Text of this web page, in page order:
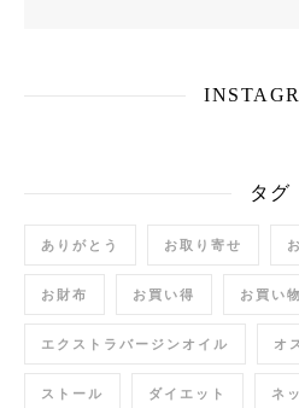
タグ
ありがとう お取り寄せ
お財布 お買い得 お買い物
エクストラバージンオイル オ
ストール ダイエット ネ